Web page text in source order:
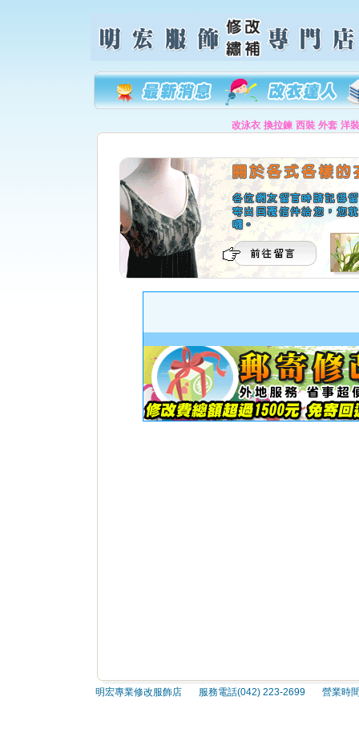
改泳衣 換拉鍊 西裝 外套 洋裝
明宏專業修改服飾店 服務電話(042) 223-2699 營業